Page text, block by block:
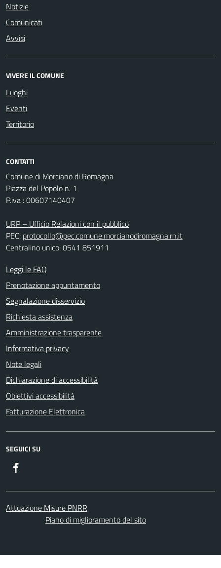
Notizie
Comunicati
Avvisi
VIVERE IL COMUNE
Luoghi
Eventi
Territorio
CONTATTI
Comune di Morciano di Romagna
Piazza del Popolo n. 1
P.iva : 00607140407
URP – Ufficio Relazioni con il pubblico
PEC: protocollo@pec.comune.morcianodiromagna.rn.it
Centralino unico: 0541 851911
Leggi le FAQ
Prenotazione appuntamento
Segnalazione disservizio
Richiesta assistenza
Amministrazione trasparente
Informativa privacy
Note legali
Dichiarazione di accessibilità
Obiettivi accessibilità
Fatturazione Elettronica
SEGUICI SU
Attuazione Misure PNRR
Piano di miglioramento del sito